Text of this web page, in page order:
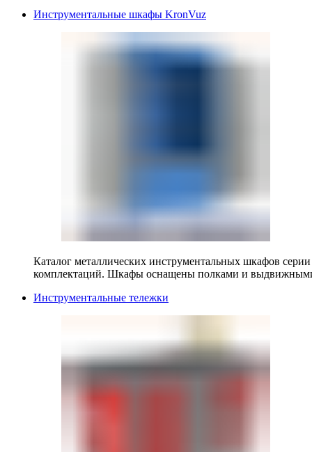
Инструментальные шкафы KronVuz
Каталог металлических инструментальных шкафов
комплектаций. Шкафы оснащены полками и
Инструментальные тележки